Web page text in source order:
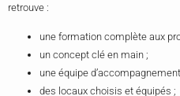
retrouve :
une formation complète aux
un concept clé en main ;
une équipe
des locaux choisis et équipés ;